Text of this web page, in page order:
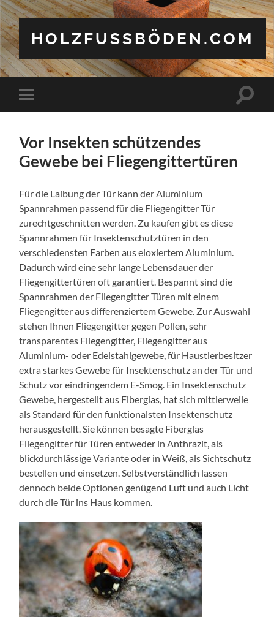
HOLZFUSSBÖDEN.COM
Mobile-
Menü
Vor Insekten schützendes
Gewebe bei Fliegengittertüren
Für die Laibung der Tür kann der Aluminium
Spannrahmen passend für die Fliegengitter Tür
zurechtgeschnitten werden. Zu kaufen gibt es diese
Spannrahmen für Insektenschutztüren in den
verschiedensten Farben aus eloxiertem Aluminium.
Dadurch wird eine sehr lange Lebensdauer der
Fliegengittertüren oft garantiert. Bespannt sind die
Spannrahmen der Fliegengitter Türen mit einem
Fliegengitter aus differenziertem Gewebe. Zur Auswahl
stehen Ihnen Fliegengitter gegen Pollen, sehr
transparentes Fliegengitter, Fliegengitter aus
Aluminium- oder Edelstahlgewebe, für Haustierbesitzer
extra starkes Gewebe für Insektenschutz an der Tür und
Schutz vor eindringendem E-Smog. Ein Insektenschutz
Gewebe, hergestellt aus Fiberglas, hat sich mittlerweile
als Standard für den funktionalsten Insektenschutz
herausgestellt. Sie können besagte Fiberglas
Fliegengitter für Türen entweder in Anthrazit, als
blickdurchlässige Variante oder in Weiß, als Sichtschutz
bestellen und einsetzen. Selbstverständlich lassen
dennoch beide Optionen genügend Luft und auch Licht
durch die Tür ins Haus kommen.